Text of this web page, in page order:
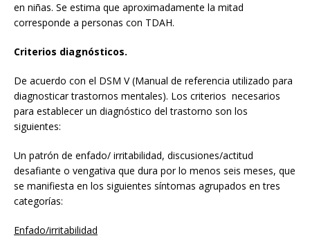
en niñas. Se estima que aproximadamente la mitad
corresponde a personas con TDAH.
Criterios diagnósticos.
De acuerdo con el DSM V (Manual de referencia utilizado para
diagnosticar trastornos mentales). Los criterios necesarios
para establecer un diagnóstico del trastorno son los
siguientes:
Un patrón de enfado/ irritabilidad, discusiones/actitud
desafiante o vengativa que dura por lo menos seis meses, que
se manifiesta en los siguientes síntomas agrupados en tres
categorías:
Enfado/irritabilidad